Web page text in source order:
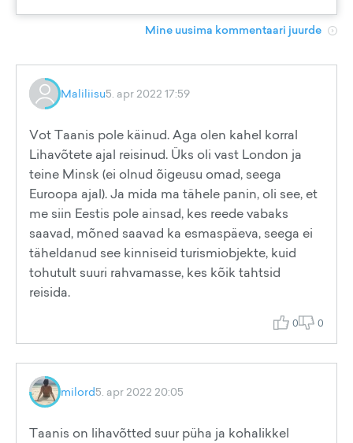
Mine uusima kommentaari juurde
Maliliisu5. apr 2022 17:59
Vot Taanis pole käinud. Aga olen kahel korral
Lihavõtete ajal reisinud. Üks oli vast London ja
teine Minsk (ei olnud õigeusu omad, seega
Euroopa ajal). Ja mida ma tähele panin, oli see, et
me siin Eestis pole ainsad, kes reede vabaks
saavad, mõned saavad ka esmaspäeva, seega ei
täheldanud see kinniseid turismiobjekte, kuid
tohutult suuri rahvamasse, kes kõik tahtsid
reisida.
0 0
milord5. apr 2022 20:05
Taanis on lihavõtted suur püha ja kohalikkel